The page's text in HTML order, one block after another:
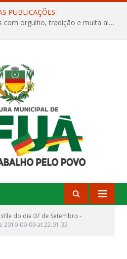
PUBLICAÇÕES:
Afuá comemora 136 anos com orgulho, tradição e muita alegria na Quadra Dr. Nelson Salomão
do dia 07 de Setembro -
2019-09-09 at 22.01.32